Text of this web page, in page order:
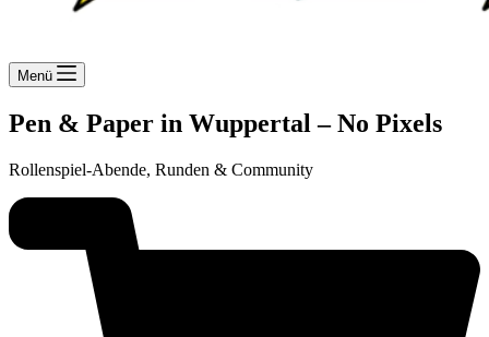
Menü
Pen & Paper in Wuppertal – No Pixels
Rollenspiel-Abende, Runden & Community